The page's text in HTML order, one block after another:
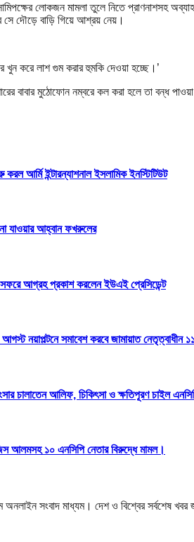
লোকজন মামলা তুলে নিতে প্রাণনাশসহ
সে দৌড়ে বাড়ি গিয়ে আশ্রয় নেয়।
খুন করে লাশ গুম করার হুমকি দেওয়া হচ্ছে।’
বাবার মুঠোফোন নম্বরে কল করা হলে তা বন্ধ
আর্মি ইন্টারন্যাশনাল ইসলামিক ইনস্টিটিউট
না যাওয়ার আহ্বান ফখরুলের
সফরে আগ্রহ প্রকাশ করলেন ইউএই প্রেসিডেন্ট
নয়াপল্টনে সমাবেশ করবে জামায়াত নেতৃত্বাধীন
চালাতেন আলিফ, চিকিৎসা ও ক্ষতিপূরণ চাইল
আলমসহ ১০ এনসিপি নেতার বিরুদ্ধে মামল।
অনলাইন সংবাদ মাধ্যম। দেশ ও বিশ্বের সর্বশেষ